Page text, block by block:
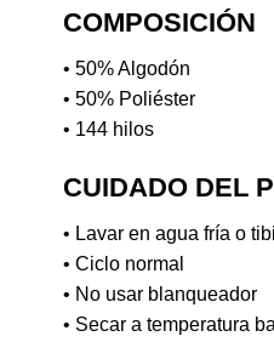
COMPOSICIÓN
• 50% Algodón
• 50% Poliéster
• 144 hilos
CUIDADO DEL
• Lavar en agua fría o
• Ciclo normal
• No usar blanqueador
• Secar a temperatura